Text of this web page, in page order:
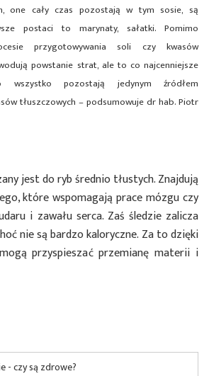
one cały czas pozostają w tym sosie, są
postaci to marynaty, sałatki. Pomimo
przygotowywania soli czy kwasów
powstanie strat, ale to co najcenniejsze
wszystko pozostają jedynym źródłem
tłuszczowych – podsumowuje dr hab. Piotr
jest do ryb średnio tłustych. Znajdują
które wspomagają prace mózgu czy
i zawału serca. Zaś śledzie zalicza
nie są bardzo kaloryczne. Za to dzięki
przyspieszać przemianę materii i
- czy są zdrowe?